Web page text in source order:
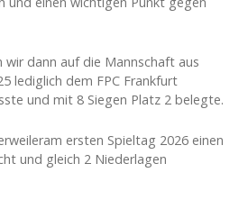
wir dann auf die Mannschaft aus
lediglich dem FPC Frankfurt
und mit 8 Siegen Platz 2 belegte.
ersten Spieltag 2026 einen
und gleich 2 Niederlagen